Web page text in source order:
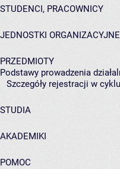
STUDENCI, PRACOWNICY
JEDNOSTKI ORGANIZACYJNE
PRZEDMIOTY
Podstawy prowadzenia
Szczegóły rejestracji w
STUDIA
AKADEMIKI
POMOC